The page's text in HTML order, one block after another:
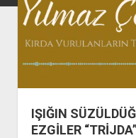
IŞIĞIN
EZGİLER